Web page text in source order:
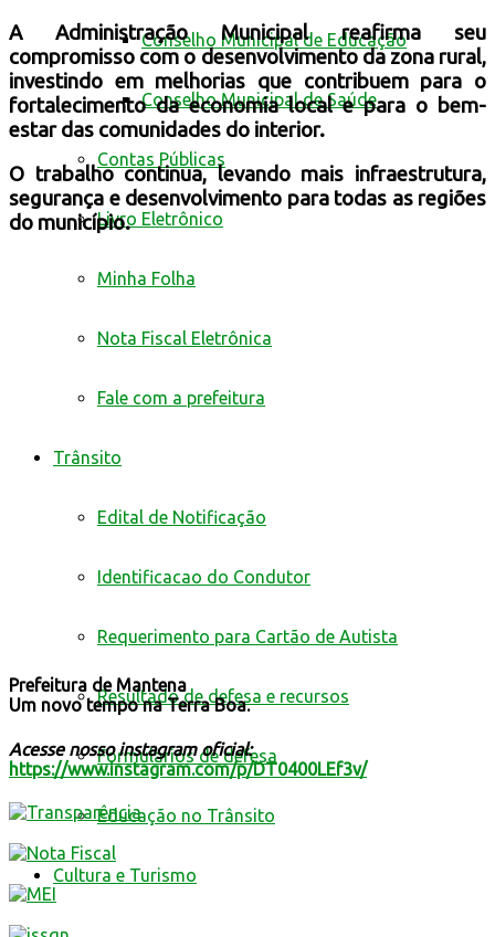
Conselho Municipal de Educação
Conselho Municipal de Saúde
Contas Públicas
Livro Eletrônico
Minha Folha
Nota Fiscal Eletrônica
Fale com a prefeitura
Trânsito
Edital de Notificação
Identificacao do Condutor
Requerimento para Cartão de Autista
Resultado de defesa e recursos
Formulários de defesa
Educação no Trânsito
Cultura e Turismo
A Administração Municipal reafirma seu
compromisso com o desenvolvimento da zona rural,
investindo em melhorias que contribuem para o
fortalecimento da economia local e para o bem-
estar das comunidades do interior.
O trabalho continua, levando mais infraestrutura,
segurança e desenvolvimento para todas as regiões
do município.
Prefeitura de Mantena
Um novotemponaTerraBoa.
Acesse nosso instagram oficial:
https://www.instagram.com/p/DT0400LEf3v/